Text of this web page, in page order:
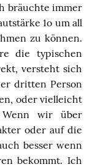
bräuchte immer
1o um all
zu können.
die typischen
versteht sich
dritten Person
oder vielleicht
wir über
oder auf die
besser wenn
bekommt. Ich